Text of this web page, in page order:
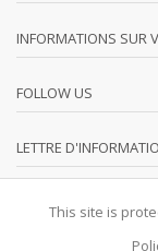
INFORMATIONS SUR
FOLLOW US
LETTRE
This site is